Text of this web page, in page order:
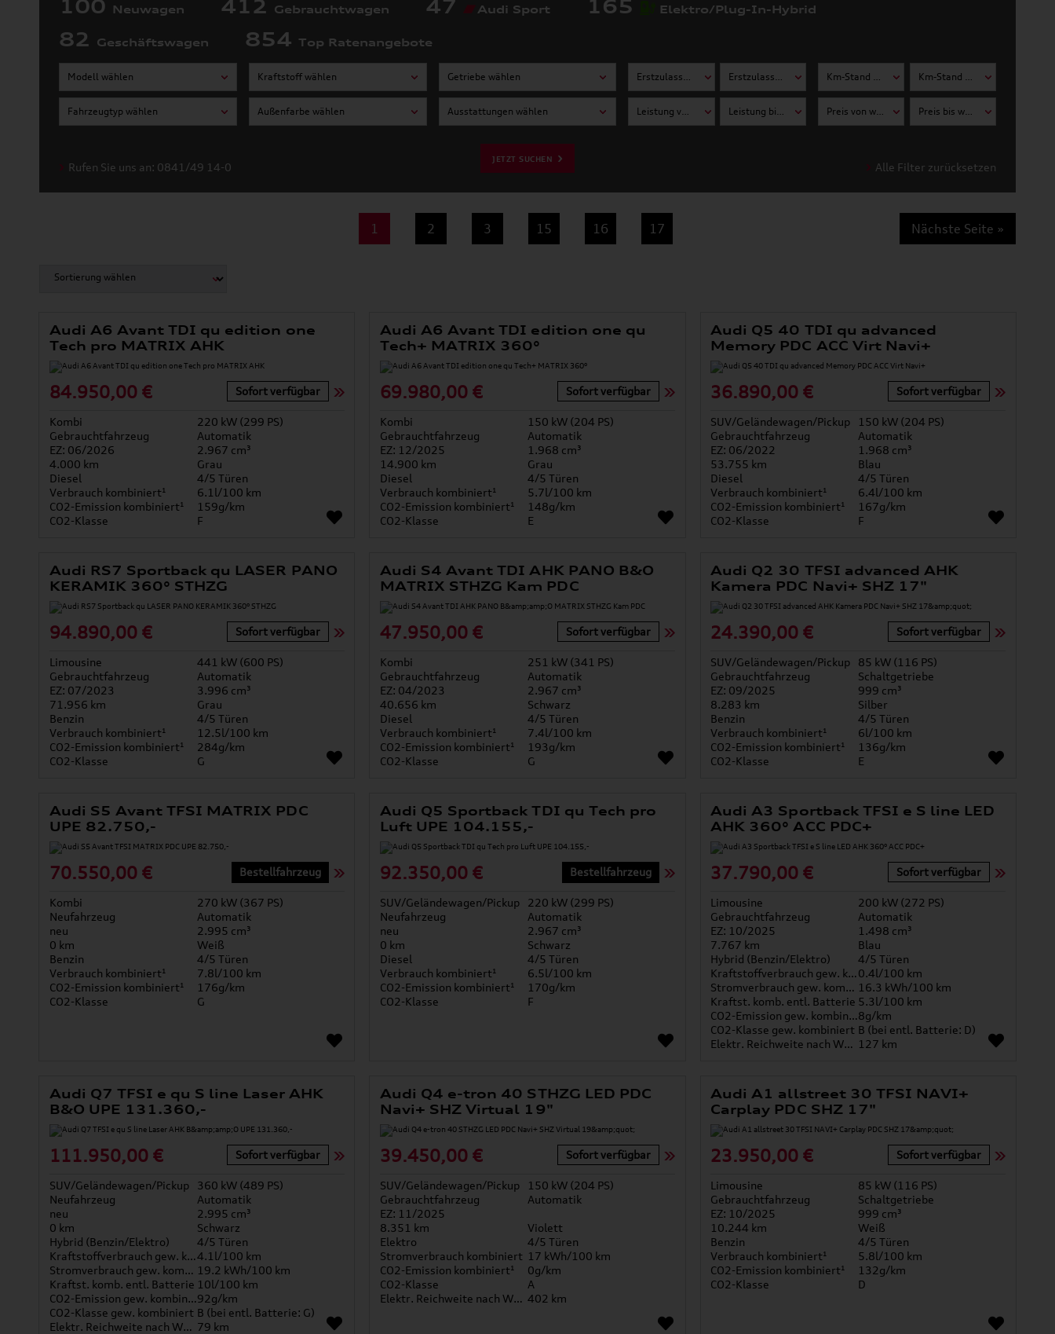
100 Neuwagen 412 Gebrauchtwagen 47 Audi Sport 165 Elektro/Plug-In-Hybrid
82 Geschäftswagen 854 Top Ratenangebote
Modell wählen Kraftstoff wählen Getriebe wählen
Fahrzeugtyp wählen Außenfarbe wählen Ausstattungen wählen Preis bis wählen
JETZT SUCHEN
Alle Filter zurücksetzen
Rufen Sie uns an: 0841/49 14-0
1 2 3 15 16 17 Nächste Seite »
Audi A6 Avant TDI qu edition one
Tech pro MATRIX AHK
84.950,00 € Sofort verfügbar
Kombi
220 kW (299 PS)
Gebrauchtfahrzeug
Automatik
EZ: 06/2026
2.967 cm³
4.000 km
Grau
Diesel
4/5 Türen
Verbrauch kombiniert¹
6.1l/100 km
CO2-Emission kombiniert¹
159g/km
CO2-Klasse
F
Audi A6 Avant TDI edition one qu
Tech+ MATRIX 360°
69.980,00 € Sofort verfügbar
Kombi
150 kW (204 PS)
Gebrauchtfahrzeug
Automatik
EZ: 12/2025
1.968 cm³
14.900 km
Grau
Diesel
4/5 Türen
Verbrauch kombiniert¹
5.7l/100 km
CO2-Emission kombiniert¹
148g/km
CO2-Klasse
E
Audi Q5 40 TDI qu advanced
Memory PDC ACC Virt Navi+
36.890,00 € Sofort verfügbar
SUV/Geländewagen/Pickup
150 kW (204 PS)
Gebrauchtfahrzeug
Automatik
EZ: 06/2022
1.968 cm³
53.755 km
Blau
Diesel
4/5 Türen
Verbrauch kombiniert¹
6.4l/100 km
CO2-Emission kombiniert¹
167g/km
CO2-Klasse
F
Audi RS7 Sportback qu LASER PANO
KERAMIK 360° STHZG
94.890,00 € Sofort verfügbar
Limousine
441 kW (600 PS)
Gebrauchtfahrzeug
Automatik
EZ: 07/2023
3.996 cm³
71.956 km
Grau
Benzin
4/5 Türen
Verbrauch kombiniert¹
12.5l/100 km
CO2-Emission kombiniert¹
284g/km
CO2-Klasse
G
Audi S4 Avant TDI AHK PANO B&O
MATRIX STHZG Kam PDC
47.950,00 € Sofort verfügbar
Kombi
251 kW (341 PS)
Gebrauchtfahrzeug
Automatik
EZ: 04/2023
2.967 cm³
40.656 km
Schwarz
Diesel
4/5 Türen
Verbrauch kombiniert¹
7.4l/100 km
CO2-Emission kombiniert¹
193g/km
CO2-Klasse
G
Audi Q2 30 TFSI advanced AHK
Kamera PDC Navi+ SHZ 17"
24.390,00 € Sofort verfügbar
SUV/Geländewagen/Pickup
85 kW (116 PS)
Gebrauchtfahrzeug
Schaltgetriebe
EZ: 09/2025
999 cm³
8.283 km
Silber
Benzin
4/5 Türen
Verbrauch kombiniert¹
6l/100 km
CO2-Emission kombiniert¹
136g/km
CO2-Klasse
E
Audi S5 Avant TFSI MATRIX PDC
UPE 82.750,-
70.550,00 € Bestellfahrzeug
Kombi
270 kW (367 PS)
Neufahrzeug
Automatik
neu
2.995 cm³
0 km
Weiß
Benzin
4/5 Türen
Verbrauch kombiniert¹
7.8l/100 km
CO2-Emission kombiniert¹
176g/km
CO2-Klasse
G
Audi Q5 Sportback TDI qu Tech pro
Luft UPE 104.155,-
92.350,00 € Bestellfahrzeug
SUV/Geländewagen/Pickup
220 kW (299 PS)
Neufahrzeug
Automatik
neu
2.967 cm³
0 km
Schwarz
Diesel
4/5 Türen
Verbrauch kombiniert¹
6.5l/100 km
CO2-Emission kombiniert¹
170g/km
CO2-Klasse
F
Audi A3 Sportback TFSI e S line LED
AHK 360° ACC PDC+
37.790,00 € Sofort verfügbar
Limousine
200 kW (272 PS)
Gebrauchtfahrzeug
Automatik
EZ: 10/2025
1.498 cm³
7.767 km
Blau
Hybrid (Benzin/Elektro)
4/5 Türen
Kraftstoffverbrauch gew. kombiniert0.4l/100 km
Stromverbrauch gew. kombiniert 16.3 kWh/100 km
Kraftst. komb. entl. Batterie 5.3l/100 km
CO2-Emission gew. kombiniert8g/km
CO2-Klasse gew. kombiniert B (bei entl. Batterie: D)
Elektr. Reichweite nach WLTP* 127 km
Audi Q7 TFSI e qu S line Laser AHK
B&O UPE 131.360,-
111.950,00 € Sofort verfügbar
SUV/Geländewagen/Pickup
360 kW (489 PS)
Neufahrzeug
Automatik
neu
2.995 cm³
0 km
Schwarz
Hybrid (Benzin/Elektro)
4/5 Türen
Kraftstoffverbrauch gew. kombiniert4.1l/100 km
Stromverbrauch gew. kombiniert 19.2 kWh/100 km
Kraftst. komb. entl. Batterie 10l/100 km
CO2-Emission gew. kombiniert92g/km
CO2-Klasse gew. kombiniert B (bei entl. Batterie: G)
Elektr. Reichweite nach WLTP* 79 km
Audi Q4 e-tron 40 STHZG LED PDC
Navi+ SHZ Virtual 19"
39.450,00 € Sofort verfügbar
SUV/Geländewagen/Pickup
150 kW (204 PS)
Gebrauchtfahrzeug
Automatik
EZ: 11/2025
8.351 km
Violett
Elektro
4/5 Türen
Stromverbrauch kombiniert 17 kWh/100 km
CO2-Emission kombiniert¹
0g/km
CO2-Klasse
A
Elektr. Reichweite nach WLTP* 402 km
Audi A1 allstreet 30 TFSI NAVI+
Carplay PDC SHZ 17"
23.950,00 € Sofort verfügbar
Limousine
85 kW (116 PS)
Gebrauchtfahrzeug
Schaltgetriebe
EZ: 10/2025
999 cm³
10.244 km
Weiß
Benzin
4/5 Türen
Verbrauch kombiniert¹
5.8l/100 km
CO2-Emission kombiniert¹
132g/km
CO2-Klasse
D